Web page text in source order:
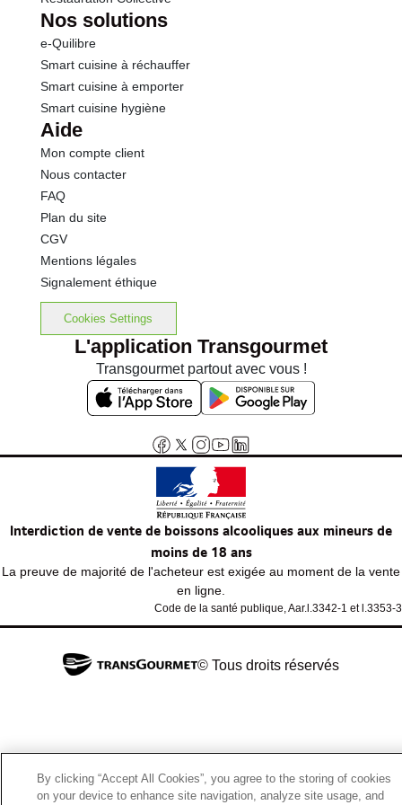
Nos solutions
e-Quilibre
Smart cuisine à réchauffer
Smart cuisine à emporter
Smart cuisine hygiène
Aide
Mon compte client
Nous contacter
FAQ
Plan du site
CGV
Mentions légales
Signalement éthique
Cookies Settings
L'application Transgourmet
Transgourmet partout avec vous !
Interdiction de vente de boissons alcooliques aux mineurs de
moins de 18 ans
La preuve de majorité de l'acheteur est exigée au moment de la vente
en ligne.
Code de la santé publique, Aar.l.3342-1 et l.3353-3
© Tous droits réservés
By clicking “Accept All Cookies”, you agree to the storing of cookies
on your device to enhance site navigation, analyze site usage, and